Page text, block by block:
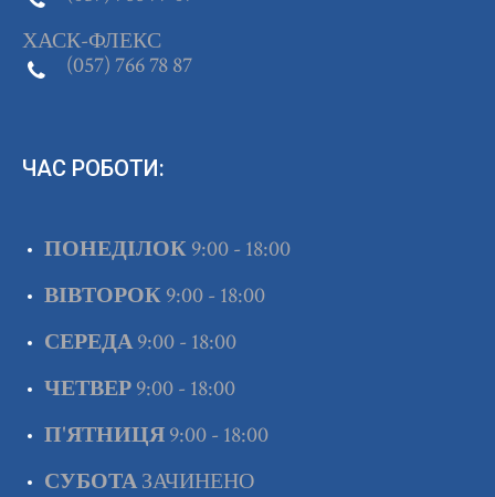
ХАСК-ФЛЕКС
(057) 766 78 87
ЧАС РОБОТИ:
ПОНЕДІЛОК9:00 - 18:00
ВІВТОРОК9:00 - 18:00
СЕРЕДА9:00 - 18:00
ЧЕТВЕР9:00 - 18:00
П'ЯТНИЦЯ9:00 - 18:00
СУБОТАЗАЧИНЕНО